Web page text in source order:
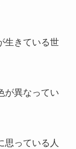
生きている世
が異なってい
思っている人